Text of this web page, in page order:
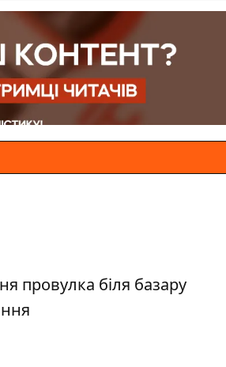
провулка біля базару